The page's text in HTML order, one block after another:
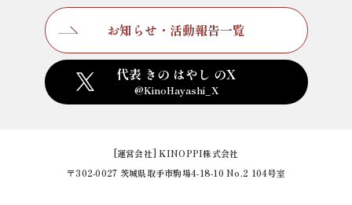
お知らせ・活動報告一覧
代表 きの はやし のX
@KinoHayashi_X
[運営会社] KINOPPI株式会社
〒302-0027 茨城県取手市駒場4-18-10 No.2 104号室